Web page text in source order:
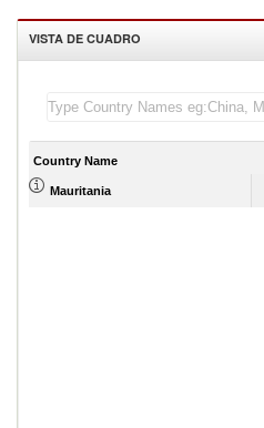
VISTA DE CUADRO
Country Name
Mauritania